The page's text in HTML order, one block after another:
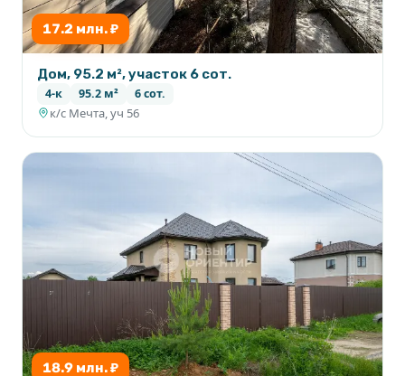
17.2 млн. ₽
Дом, 95.2 м², участок 6 сот.
4-к 95.2 м² 6 сот.
к/с Мечта, уч 56
18.9 млн. ₽